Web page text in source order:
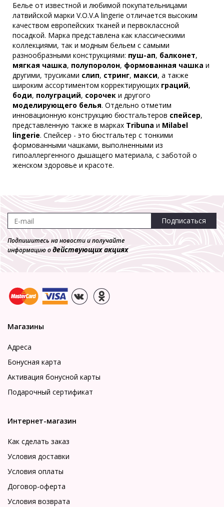
Трусы VOVA **V50455
Танга
3 030 р. 1 515 р.
Бюстгальтер Milabel 30178
Пуш-ап
2 660 р.
Белье от известной и любимой покупательницами
латвийской марки V.O.V.A lingerie отличается высоким
качеством европейских тканей и первоклассной
посадкой. Марка представлена как классическими
коллекциями, так и модным бельем с самыми
разнообразными конструкциями: пуш-ап, балконет,
мягкая чашка, полупоролон, формованная чашка и
другими, трусиками слип, стринг, макси, а также
широким ассортиментом корректирующих граций,
боди, полуграций, сорочек и другого
моделирующего белья. Отдельно отметим
инновационную конструкцию бюстгальтеров спейсер,
представленную также в марках Tribuna и Milabel
lingerie. Спейсер - это бюстгальтер с тонкими
формованными чашками, выполненными из
гипоаллергенного дышащего материала, с заботой о
женском здоровье и красоте.
Подписаться
Подпишитесь на новости и получайте
информацию одействующих акциях
Магазины
Адреса
Бонусная карта
Активация бонусной карты
Подарочный сертификат
Интернет-магазин
Как сделать заказ
Условия доставки
Условия оплаты
Договор-оферта
Условия возврата